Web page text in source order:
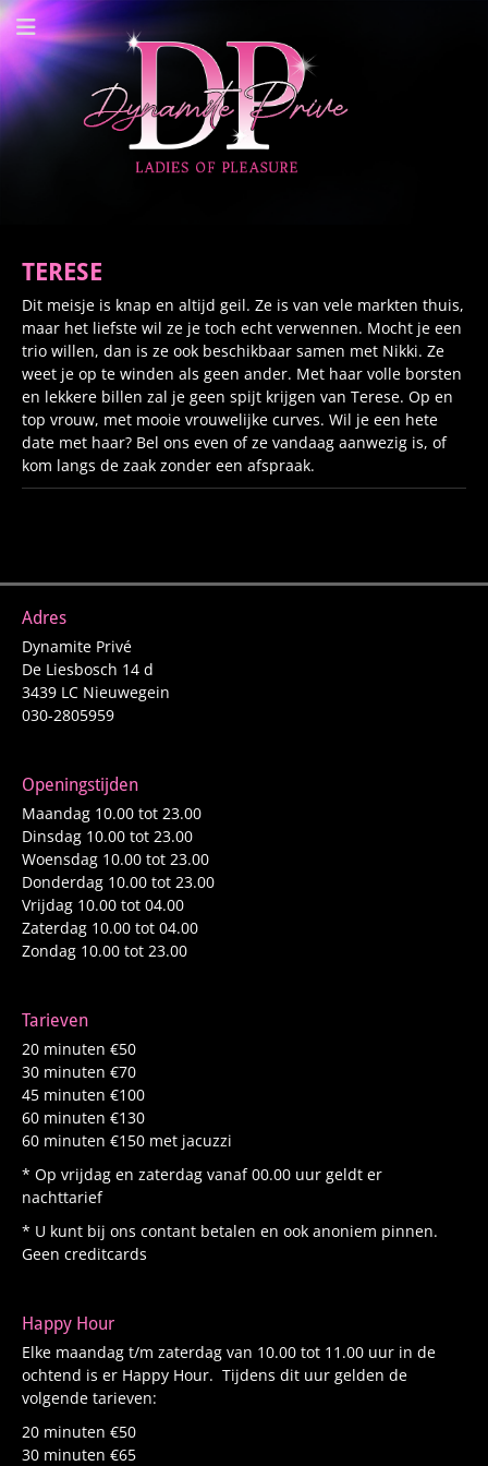
Dynamite Prive -
Privehuis Nieuwegein
TERESE
Dit meisje is knap en altijd geil. Ze is van vele markten thuis,
maar het liefste wil ze je toch echt verwennen. Mocht je een
trio willen, dan is ze ook beschikbaar samen met Nikki. Ze
weet je op te winden als geen ander. Met haar volle borsten
en lekkere billen zal je geen spijt krijgen van Terese. Op en
top vrouw, met mooie vrouwelijke curves. Wil je een hete
date met haar? Bel ons even of ze vandaag aanwezig is, of
kom langs de zaak zonder een afspraak.
Adres
Dynamite Privé
De Liesbosch 14 d
3439 LC Nieuwegein
030-2805959
Openingstijden
Maandag 10.00 tot 23.00
Dinsdag 10.00 tot 23.00
Woensdag 10.00 tot 23.00
Donderdag 10.00 tot 23.00
Vrijdag 10.00 tot 04.00
Zaterdag 10.00 tot 04.00
Zondag 10.00 tot 23.00
Tarieven
20 minuten €50
30 minuten €70
45 minuten €100
60 minuten €130
60 minuten €150 met jacuzzi
* Op vrijdag en zaterdag vanaf 00.00 uur geldt er
nachttarief
* U kunt bij ons contant betalen en ook anoniem pinnen.
Geen creditcards
Happy Hour
Elke maandag t/m zaterdag van 10.00 tot 11.00 uur in de
ochtend is er Happy Hour. Tijdens dit uur gelden de
volgende tarieven:
20 minuten €50
30 minuten €65